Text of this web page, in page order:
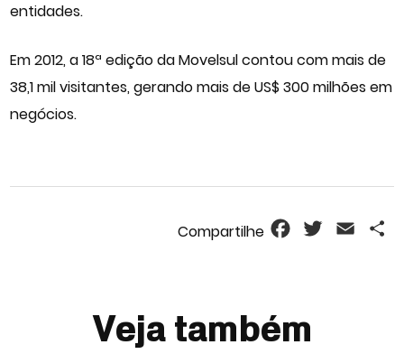
entidades.
Em 2012, a 18ª edição da Movelsul contou com mais de
38,1 mil visitantes, gerando mais de US$ 300 milhões em
negócios.
FacebookTwitterEmail
Veja também